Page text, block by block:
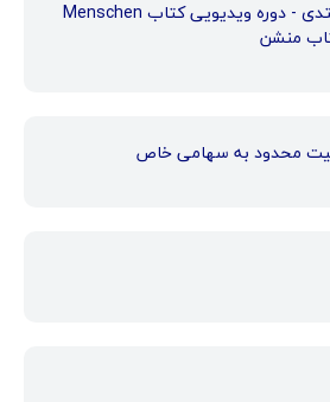
آموزش زبان آلمانی مبتدی - دوره ویدیویی کتاب Menschen
محدود به سهامی خاص